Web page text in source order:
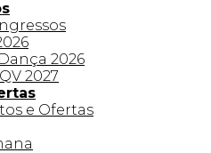
2026
2027
e Ofertas